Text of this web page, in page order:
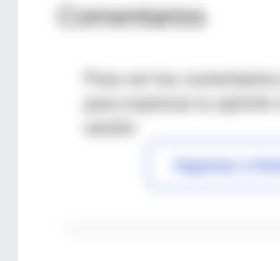
Comentarios
Para ver los
Ingresar a